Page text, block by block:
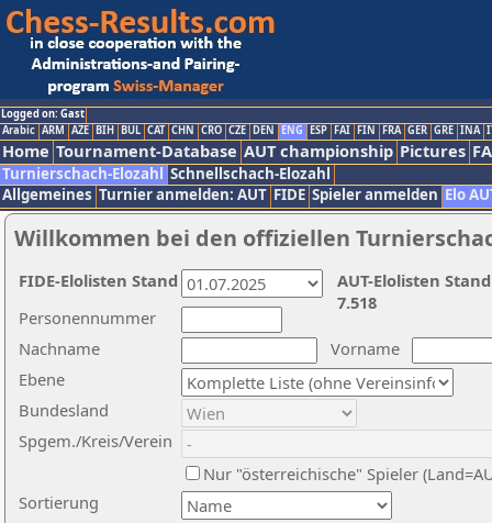
Logged on: Gast
Arabic ARM AZE BIH BUL CAT CHN CRO CZE DEN ENG ESP FAI FIN FRA GER GRE INA
Home Tournament-Database AUT championship Pictures
Turnierschach-Elozahl Schnellschach-Elozahl
Allgemeines Turnier anmelden: AUT FIDE Spieler anmelden Elo
Willkommen bei den offiziellen
Nachname
Vorname
Ebene
Sortierung
Personennummer
Bundesland
Spgem./Kreis/Verein
Nur "österreichische" Spieler
AUT-Elolisten
7.518
FIDE-Elolisten Stand